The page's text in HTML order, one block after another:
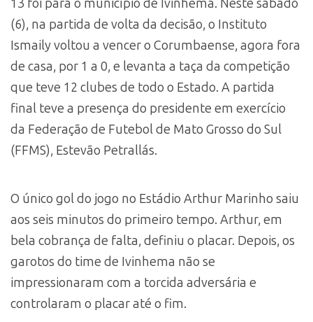
13 foi para o município de Ivinhema. Neste sábado
(6), na partida de volta da decisão, o Instituto
Ismaily voltou a vencer o Corumbaense, agora fora
de casa, por 1 a 0, e levanta a taça da competição
que teve 12 clubes de todo o Estado. A partida
final teve a presença do presidente em exercício
da Federação de Futebol de Mato Grosso do Sul
(FFMS), Estevão Petrallás.
O único gol do jogo no Estádio Arthur Marinho saiu
aos seis minutos do primeiro tempo. Arthur, em
bela cobrança de falta, definiu o placar. Depois, os
garotos do time de Ivinhema não se
impressionaram com a torcida adversária e
controlaram o placar até o fim.